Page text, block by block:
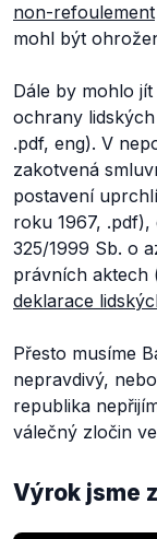
non-refoulement
mohl být
Dále by mohlo
ochrany
.pdf, eng). V
zakotvená
postavení
roku 1967,
325/1999 Sb. o
právních aktech
deklarace
Přesto musíme
nepravdivý,
republika
válečný zločin
Výrok jsme